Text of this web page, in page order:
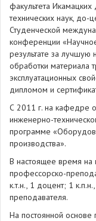
факультета
технических наук, до-
Студенческой
конференции
результате за лучшую
обработки материала
эксплуатационных
дипломом и
С 2011 г. на кафедре
инженерно-
программе
производства».
В настоящее время на
профессорско-
к.т.н., 1 доцент; 1
преподавателя.
На постоянной